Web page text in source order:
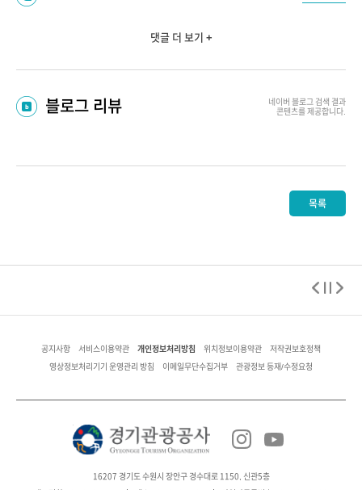
댓글 더 보기 +
블로그 리뷰 네이버 블로그 검색 결과
콘텐츠를 제공합니다.
목록
공지사항 서비스이용약관 개인정보처리방침 위치정보이용약관 저작권보호정책
영상정보처리기기 운영관리 방침 이메일무단수집거부 관광정보 등재/수정요청
16207 경기도 수원시 장안구 경수대로 1150, 신관5층